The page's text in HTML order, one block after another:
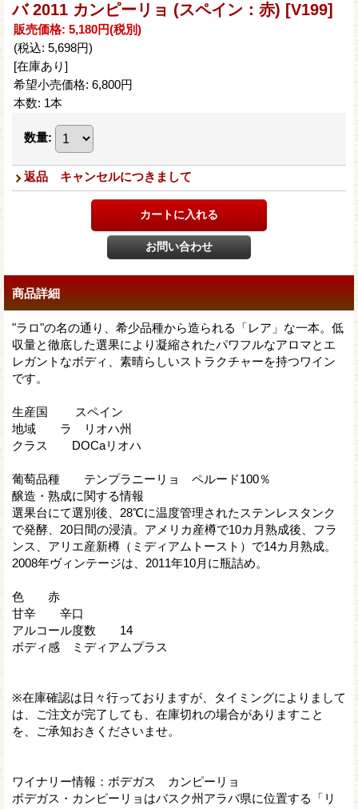
バ 2011 カンピーリョ (スペイン：赤) [V199]
販売価格: 5,180円(税別)
(税込: 5,698円)
[在庫あり]
希望小売価格: 6,800円
本数: 1本
数量:
返品 キャンセルにつきまして
商品詳細
"ラロ"の名の通り、希少品種から造られる「レア」な一本。低
収量と徹底した選果により凝縮されたパワフルなアロマとエ
レガントなボディ、素晴らしいストラクチャーを持つワイン
です。
生産国 スペイン
地域 ラ リオハ州
クラス DOCaリオハ
葡萄品種 テンプラニーリョ ペルード100％
醸造・熟成に関する情報
選果台にて選別後、28℃に温度管理されたステンレスタンク
で発酵、20日間の浸漬。アメリカ産樽で10カ月熟成後、フラ
ンス、アリエ産新樽（ミディアムトースト）で14カ月熟成。
2008年ヴィンテージは、2011年10月に瓶詰め。
色 赤
甘辛 辛口
アルコール度数 14
ボディ感 ミディアムプラス
※在庫確認は日々行っておりますが、タイミングによりまして
は、ご注文が完了しても、在庫切れの場合がありますこと
を、ご承知おきくださいませ。
ワイナリー情報：ボデガス カンピーリョ
ボデガス・カンピーリョはバスク州アラバ県に位置する「リ